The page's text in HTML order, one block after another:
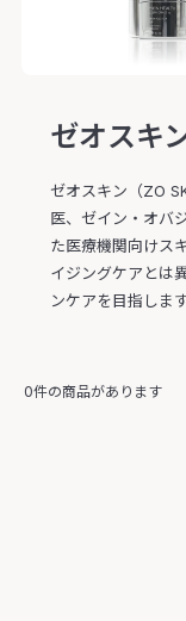
ゼオスキ
ゼオスキン（ZO
医、ゼイン・オバ
た医療機関向けス
イジングケアとは
ンケアを目指します
0件の商品があります